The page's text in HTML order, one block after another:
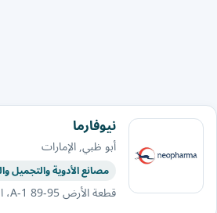
نيوفارما
أبو ظبي, الإمارات
مصانع الأدوية والتجميل
قطعة الأرض A-1 89-95، المدينة الصناعية بأبوظبي (ICAD)، مصفح، أبوظبي، الإمارات العربية المتحدة.